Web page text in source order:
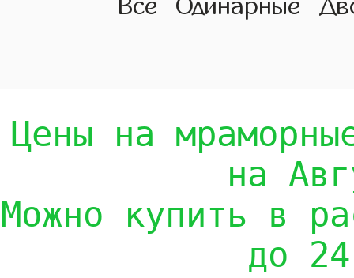
Все Одинарные
Цены на
на
Можно купить в
до